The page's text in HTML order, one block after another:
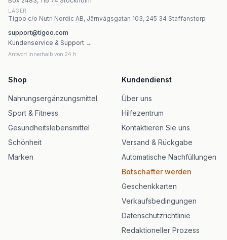
LAGER
Tigoo c/o Nutri Nordic AB, Järnvägsgatan 103, 245 34 Staffanstorp
support@tigoo.com
Kundenservice & Support →
Antwort innerhalb von 24 h
Shop
Nahrungsergänzungsmittel
Sport & Fitness
Gesundheitslebensmittel
Schönheit
Marken
Kundendienst
Über uns
Hilfezentrum
Kontaktieren Sie uns
Versand & Rückgabe
Automatische Nachfüllungen
Botschafter werden
Geschenkkarten
Verkaufsbedingungen
Datenschutzrichtlinie
Redaktioneller Prozess